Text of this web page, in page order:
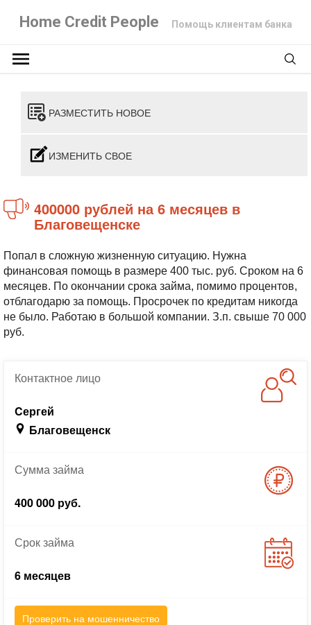
Home Credit People Помощь клиентам банка
РАЗМЕСТИТЬ НОВОЕ
ИЗМЕНИТЬ СВОЕ
400000 рублей на 6 месяцев в
Благовещенске
Попал в сложную жизненную ситуацию. Нужна
финансовая помощь в размере 400 тыс. руб. Сроком на 6
месяцев. По окончании срока займа, помимо процентов,
отблагодарю за помощь. Просрочек по кредитам никогда
не было. Работаю в большой компании. З.п. свыше 70 000
руб.
Контактноелицо
Cергей
Благовещенск
Суммазайма
400 000 руб.
Срокзайма
6 месяцев
Проверить на мошенничество